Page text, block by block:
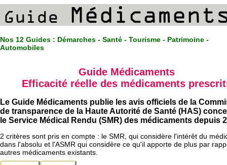
Nos 12 Guides : Démarches - Santé - Tourisme - Patrimoine -
Automobiles
Guide Médicaments
Efficacité réelle des médicaments
Le Guide Médicaments publie les avis officiels de la
de transparence de la Haute Autorité de Santé (HAS)
le Service Médical Rendu (SMR) des médicaments depuis
2 critères sont pris en compte : le SMR, qui considère l'intérêt du
dans l'absolu et l'ASMR qui considère ce qu'il apporte de plus par
autres médicaments existants.